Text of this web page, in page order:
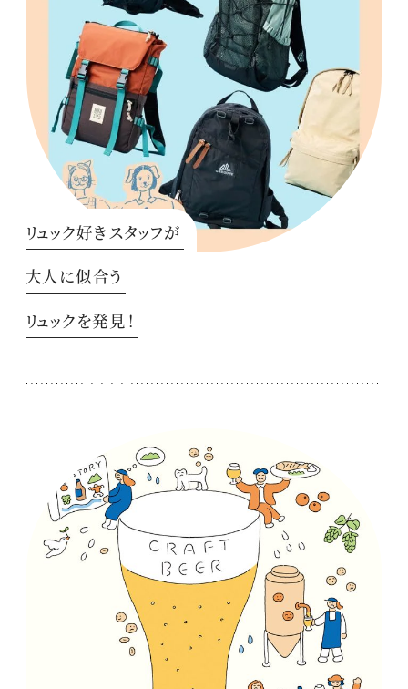
リュック好きスタッフが
大人に似合う
リュックを発見！